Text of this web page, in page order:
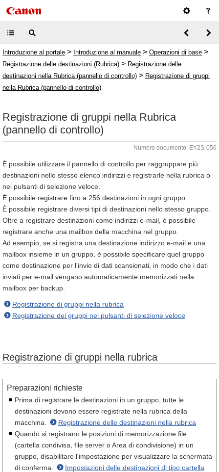
Introduzione al portale > Introduzione al manuale > Operazioni di base >
Registrazione delle destinazioni (Rubrica) > Registrazione delle
destinazioni nella Rubrica (pannello di controllo) > Registrazione di gruppi
nella Rubrica (pannello di controllo)
Registrazione di gruppi nella Rubrica
(pannello di controllo)
Numero documento: EY2S-056
È possibile utilizzare il pannello di controllo per raggruppare più
destinazioni nello stesso elenco indirizzi e registrarle nella rubrica o
nei pulsanti di selezione veloce.
È possibile registrare fino a 256 destinazioni in ogni gruppo.
È possibile registrare diversi tipi di destinazioni nello stesso gruppo.
Oltre a registrare destinazioni come indirizzi e-mail, è possibile
registrare anche una mailbox della macchina nel gruppo.
Ad esempio, se si registra una destinazione indirizzo e-mail e una
mailbox insieme in un gruppo, è possibile specificare quel gruppo
come destinazione per l'invio di dati scansionati, in modo che i dati
inviati per e-mail vengano automaticamente memorizzati nella
mailbox per backup.
Registrazione di gruppi nella rubrica
Registrazione dei gruppi nei pulsanti di selezione veloce
Registrazione di gruppi nella rubrica
Preparazioni richieste
Prima di registrare le destinazioni in un gruppo, tutte le
destinazioni devono essere registrate nella rubrica della
macchina.
Registrazione delle destinazioni nella rubrica
Quando si registrano le posizioni di memorizzazione file
(cartella condivisa, file server o Area di condivisione) in un
gruppo, disabilitare l'impostazione per visualizzare la schermata
di conferma.
Impostazioni delle destinazioni di tipo cartella